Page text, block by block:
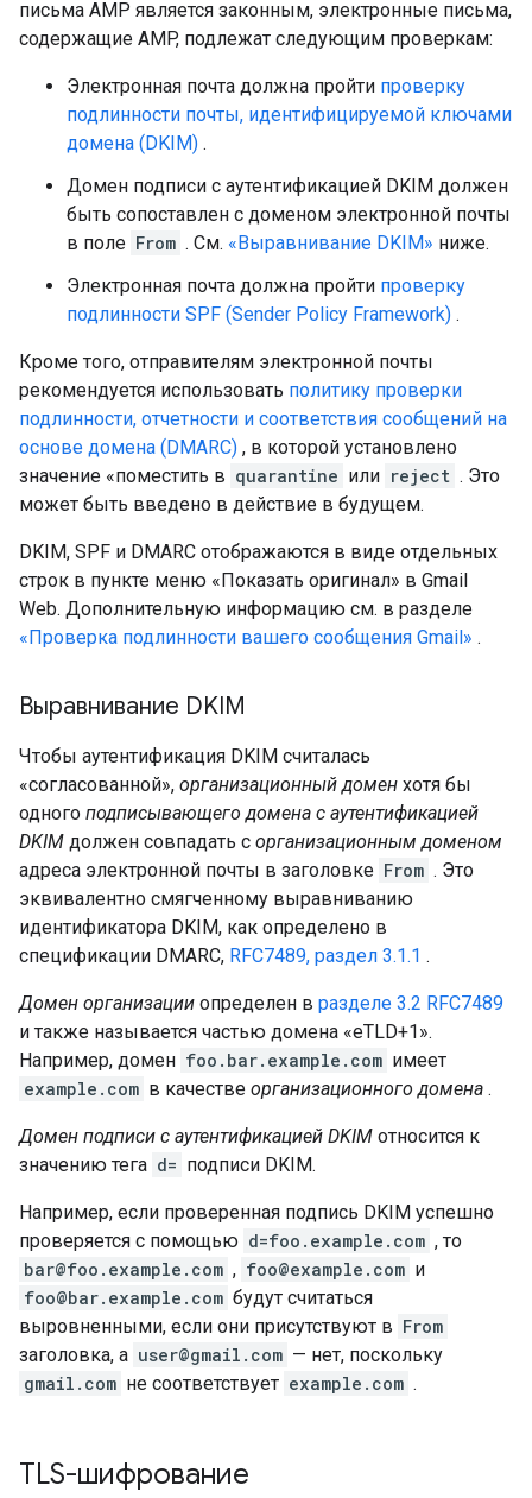
письма AMP является законным, электронные письма,
содержащие AMP, подлежат следующим проверкам:
Электронная почта должна пройти проверку
подлинности почты, идентифицируемой ключами
домена (DKIM) .
Домен подписи с аутентификацией DKIM должен
быть сопоставлен с доменом электронной почты
в поле From . См. «Выравнивание DKIM» ниже.
Электронная почта должна пройти проверку
подлинности SPF (Sender Policy Framework) .
Кроме того, отправителям электронной почты
рекомендуется использовать политику проверки
подлинности, отчетности и соответствия сообщений на
основе домена (DMARC) , в которой установлено
значение «поместить в quarantine или reject . Это
может быть введено в действие в будущем.
DKIM, SPF и DMARC отображаются в виде отдельных
строк в пункте меню «Показать оригинал» в Gmail
Web. Дополнительную информацию см. в разделе
«Проверка подлинности вашего сообщения Gmail» .
Выравнивание DKIM
Чтобы аутентификация DKIM считалась
«согласованной», организационный домен хотя бы
одного подписывающего домена с аутентификацией
DKIM должен совпадать с организационным доменом
адреса электронной почты в заголовке From . Это
эквивалентно смягченному выравниванию
идентификатора DKIM, как определено в
спецификации DMARC, RFC7489, раздел 3.1.1 .
Домен организации определен в разделе 3.2 RFC7489
и также называется частью домена «eTLD+1».
Например, домен foo.bar.example.com имеет
example.com в качестве организационного домена .
Домен подписи с аутентификацией DKIM относится к
значению тега d= подписи DKIM.
Например, если проверенная подпись DKIM успешно
проверяется с помощью d=foo.example.com , то
bar@foo.example.com , foo@example.com и
foo@bar.example.com будут считаться
выровненными, если они присутствуют в From
заголовка, а user@gmail.com — нет, поскольку
gmail.com не соответствует example.com .
TLS-шифрование